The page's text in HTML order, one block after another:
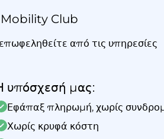
Club
από τις υπηρεσίες
υπόσχεσή μας:
Εφάπαξ πληρωμή, χωρίς
Χωρίς κρυφά κόστη